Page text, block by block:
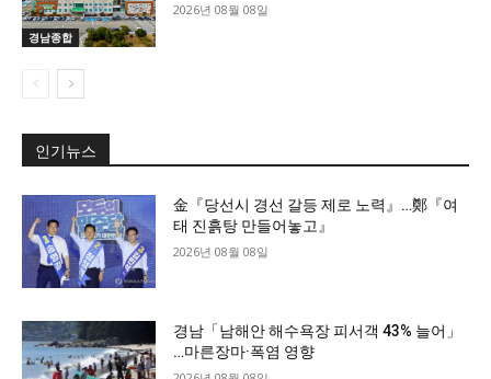
경남종합
2026년 08월 08일
인기뉴스
金『당선시 경선 갈등 제로 노력』…鄭『여
태 진흙탕 만들어놓고』
2026년 08월 08일
경남「남해안 해수욕장 피서객 43% 늘어」
…마른장마·폭염 영향